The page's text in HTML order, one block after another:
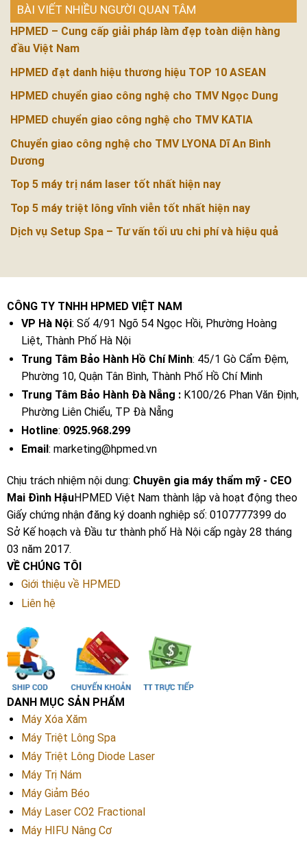
BÀI VIẾT NHIỀU NGƯỜI QUAN TÂM
HPMED – Cung cấp giải pháp làm đẹp toàn diện hàng
đầu Việt Nam
HPMED đạt danh hiệu thương hiệu TOP 10 ASEAN
HPMED chuyển giao công nghệ cho TMV Ngọc Dung
HPMED chuyển giao công nghệ cho TMV KATIA
Chuyển giao công nghệ cho TMV LYONA Dĩ An Bình
Dương
Top 5 máy trị nám laser tốt nhất hiện nay
Top 5 máy triệt lông vĩnh viễn tốt nhất hiện nay
Dịch vụ Setup Spa – Tư vấn tối ưu chi phí và hiệu quả
CÔNG TY TNHH HPMED VIỆT NAM
VP Hà Nội: Số 4/91 Ngõ 54 Ngọc Hồi, Phường Hoàng
Liệt, Thành Phố Hà Nội
Trung Tâm Bảo Hành Hồ Chí Minh: 45/1 Gò Cẩm Đệm,
Phường 10, Quận Tân Bình, Thành Phố Hồ Chí Minh
Trung Tâm Bảo Hành Đà Nẵng :K100/26 Phan Văn Định,
Phường Liên Chiểu, TP Đà Nẵng
Hotline: 0925.968.299
Email : marketing@hpmed.vn
Chịu trách nhiệm nội dung: Chuyên gia máy thẩm mỹ - CEO
Mai Đình HậuHPMED Việt Nam thành lập và hoạt động theo
Giấy chứng nhận đăng ký doanh nghiệp số: 0107777399 do
Sở Kế hoạch và Đầu tư thành phố Hà Nội cấp ngày 28 tháng
03 năm 2017.
VỀ CHÚNG TÔI
Giới thiệu về HPMED
Liên hệ
DANH MỤC SẢN PHẨM
Máy Xóa Xăm
Máy Triệt Lông Spa
Máy Triệt Lông Diode Laser
Máy Trị Nám
Máy Giảm Béo
Máy Laser CO2 Fractional
Máy HIFU Nâng Cơ